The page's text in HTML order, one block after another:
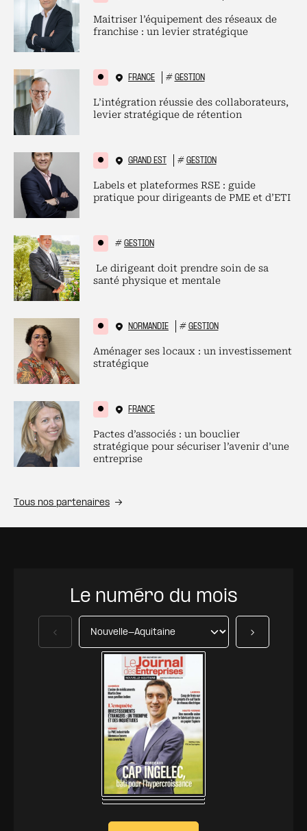
Maitriser l’équipement des réseaux de
franchise : un levier stratégique
FRANCE # GESTION
L’intégration réussie des collaborateurs,
levier stratégique de rétention
GRAND EST # GESTION
Labels et plateformes RSE : guide
pratique pour dirigeants de PME et d’ETI
# GESTION
Le dirigeant doit prendre soin de sa
santé physique et mentale
NORMANDIE # GESTION
Aménager ses locaux : un investissement
stratégique
FRANCE
Pactes d’associés : un bouclier
stratégique pour sécuriser l’avenir d’une
entreprise
Tous nos partenaires
Le numéro du mois
Précédent Suivant